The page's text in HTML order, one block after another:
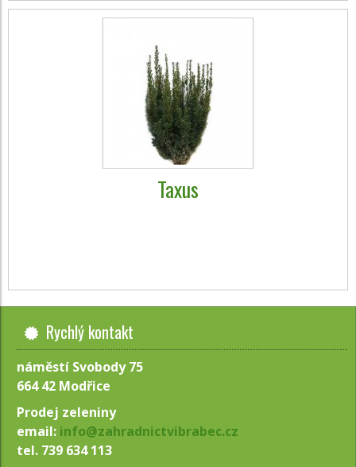
Taxus
Rychlý kontakt
náměstí Svobody 75
664 42 Modřice
Prodej zeleniny
email: info@zahradnictvibrabec.cz
tel. 739 634 113